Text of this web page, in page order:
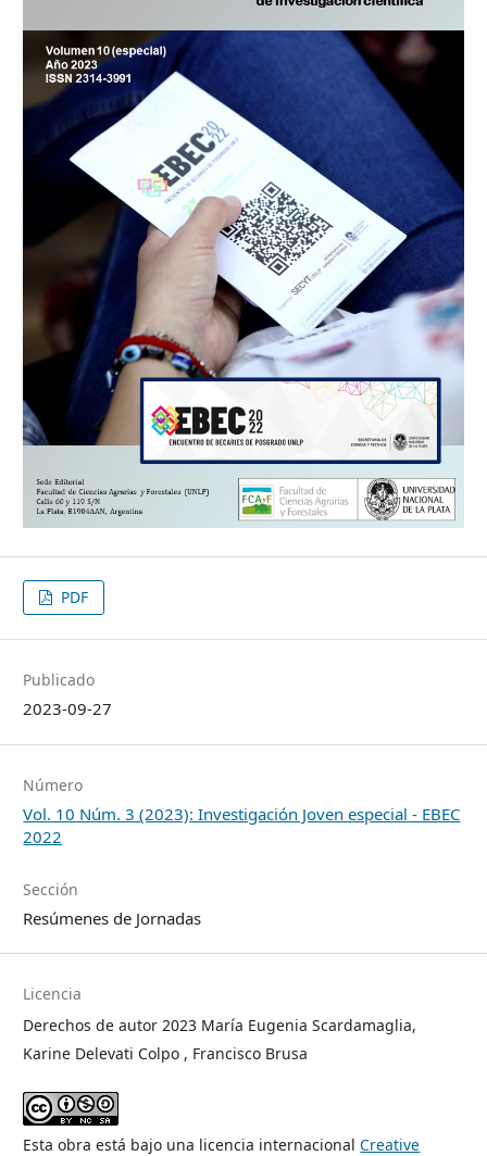
PDF
Publicado
2023-09-27
Número
Vol. 10 Núm. 3 (2023): Investigación Joven especial - EBEC
2022
Sección
Resúmenes de Jornadas
Licencia
Derechos de autor 2023 María Eugenia Scardamaglia,
Karine Delevati Colpo , Francisco Brusa
Esta obra está bajo una licencia internacionalCreative